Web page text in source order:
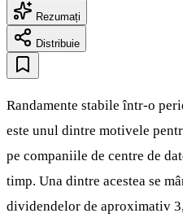
Rezumați
Distribuie
Randamente stabile într-o
este unul dintre motivele
pe companiile de centre de
timp. Una dintre acestea se
dividendelor de aproximativ